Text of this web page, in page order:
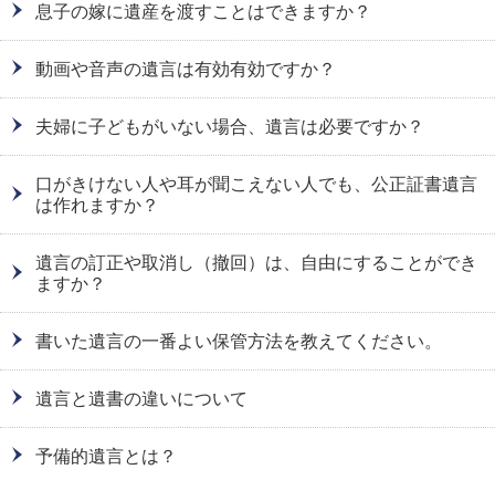
息子の嫁に遺産を渡すことはできますか？
動画や音声の遺言は有効有効ですか？
夫婦に子どもがいない場合、遺言は必要ですか？
口がきけない人や耳が聞こえない人でも、公正証書遺言
は作れますか？
遺言の訂正や取消し（撤回）は、自由にすることができ
ますか？
書いた遺言の一番よい保管方法を教えてください。
遺言と遺書の違いについて
予備的遺言とは？